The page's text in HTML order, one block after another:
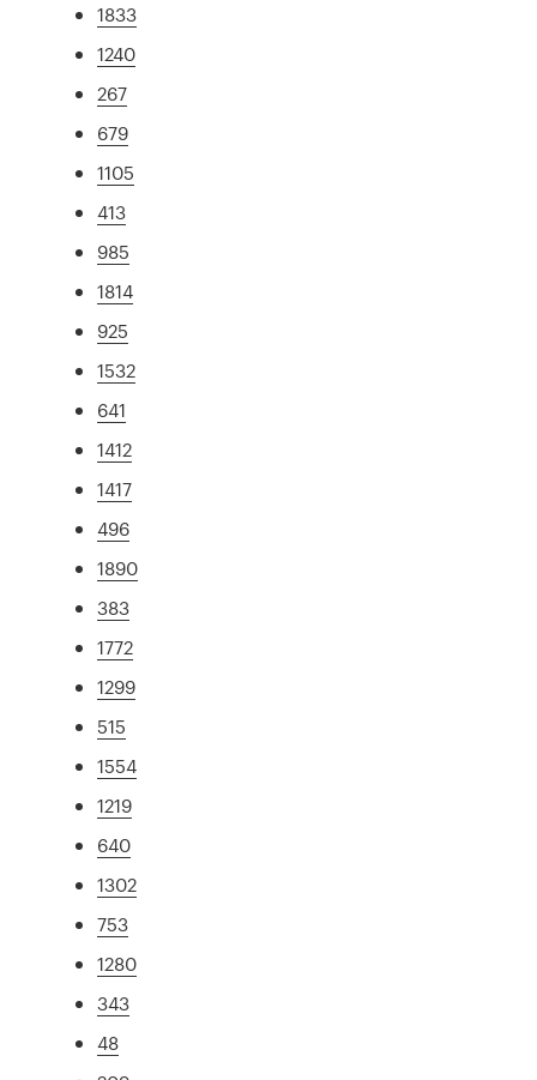
1833
1240
267
679
1105
413
985
1814
925
1532
641
1412
1417
496
1890
383
1772
1299
515
1554
1219
640
1302
753
1280
343
48